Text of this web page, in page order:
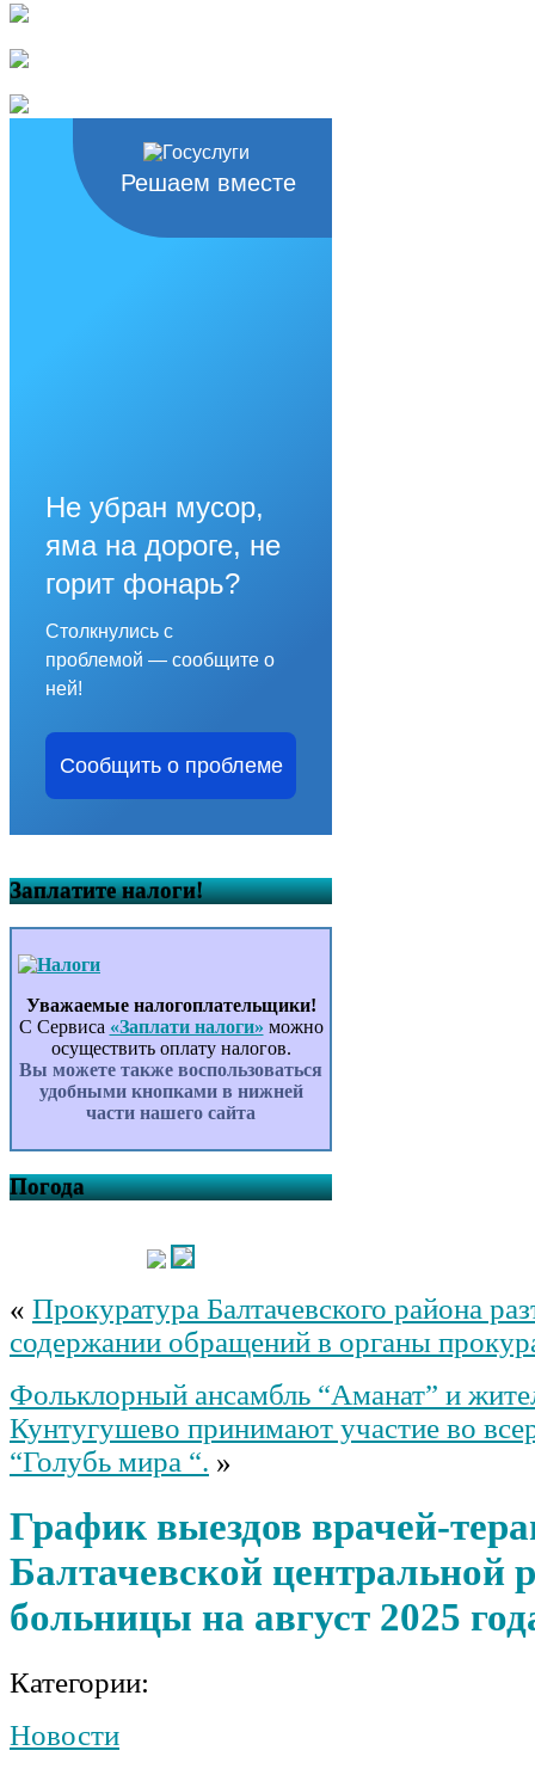
Решаем вместе
Не убран мусор,
яма на дороге, не
горит фонарь?
Столкнулись с
проблемой — сообщите о
ней!
Сообщить о проблеме
Заплатите налоги!
Уважаемые налогоплательщики!
С Сервиса «Заплати налоги» можно
осуществить оплату налогов.
Вы можете также воспользоваться
удобными кнопками в нижней
части нашего сайта
Погода
« Прокуратура Балтачевского района
содержании обращений в органы
Фольклорный ансамбль “Аманат” и
Кунтугушево принимают участие во
“Голубь мира “. »
График выездов врачей-
Балтачевской центральной
больницы на август 2025
Категории:
Новости